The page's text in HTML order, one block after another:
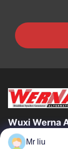
Wuxi Werna
HızlıMr liu